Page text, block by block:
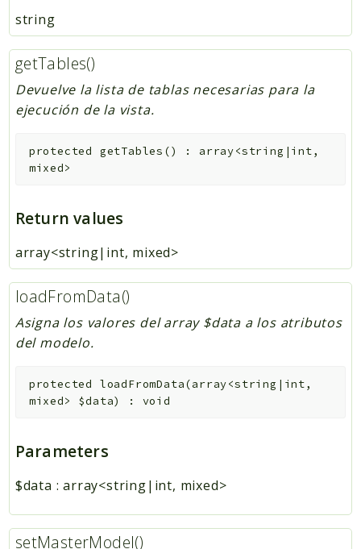
string
getTables()
Devuelve la lista de tablas necesarias para la
ejecución de la vista.
protected getTables () : array<string|int,
mixed>
Return values
array<string|int, mixed>
loadFromData()
Asigna los valores del array $data a los atributos
del modelo.
protected loadFromData(array<string|int,
mixed> $data) : void
Parameters
$data :array<string|int, mixed>
setMasterModel()